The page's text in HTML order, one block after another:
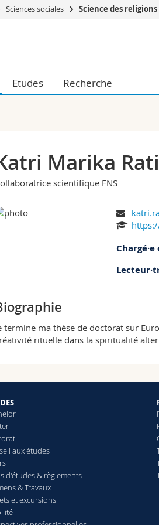
économiques et sociales et
sciences humaines
de l'éducation et de la formation
Sciences sociales Science des religions
Etudes Recherche
Marika
scientifique FNS
termine ma thèse de doctorat sur
rituelle dans la spiritualité
aux études
d'études & règlements
& Travaux
et excursions